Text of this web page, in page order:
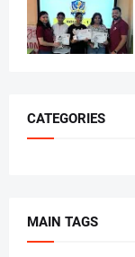
CATEGORIES
MAIN TAGS